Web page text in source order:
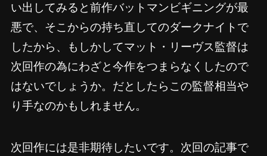
い出してみると前作バットマンビギニングが最
悪で、そこからの持ち直してのダークナイトで
したから、もしかしてマット・リーヴス監督は
次回作の為にわざと今作をつまらなくしたので
はないでしょうか。だとしたらこの監督相当や
り手なのかもしれません。
次回作には是非期待したいです。次回の記事で